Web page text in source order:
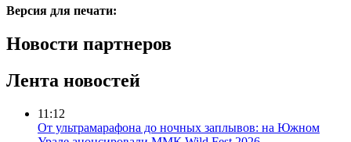
Версия для печати:
Новости партнеров
Лента новостей
11:12
От ультрамарафона до ночных заплывов: на Южном